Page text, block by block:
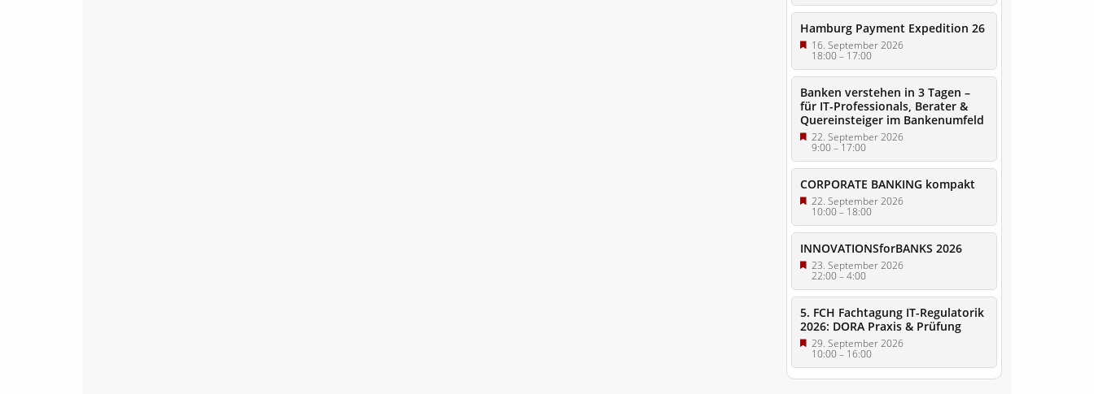
Hamburg Payment Expedition 26
16. September 2026
18:00– 17:00
Banken verstehen in 3 Tagen –
für IT-Professionals, Berater &
Quereinsteiger im Bankenumfeld
22. September 2026
9:00–17:00
CORPORATE BANKING kompakt
22. September 2026
10:00– 18:00
INNOVATIONSforBANKS 2026
23. September 2026
22:00–4:00
5. FCH Fachtagung IT-Regulatorik
2026: DORA Praxis & Prüfung
29. September 2026
10:00– 16:00